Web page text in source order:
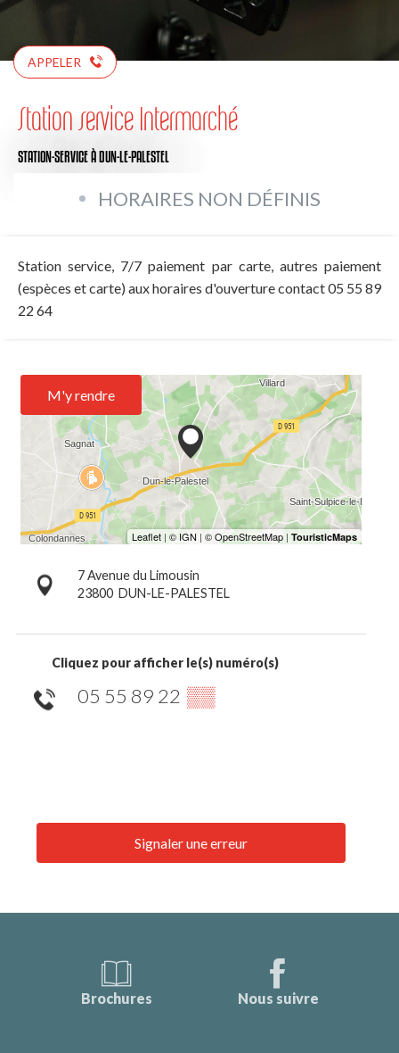
APPELER
Station service Intermarché
STATION-SERVICEÀ DUN-LE-PALESTEL
HORAIRES NON DÉFINIS
Station service, 7/7 paiement par carte, autres paiement
(espèces et carte) aux horaires d'ouverture contact 05 55 89
22 64
M'y rendre
7 Avenue du Limousin
23800 DUN-LE-PALESTEL
Cliquez pour afficher le(s) numéro(s)
05 55 89 22 ▒▒
Signaler une erreur
Brochures Nous suivre